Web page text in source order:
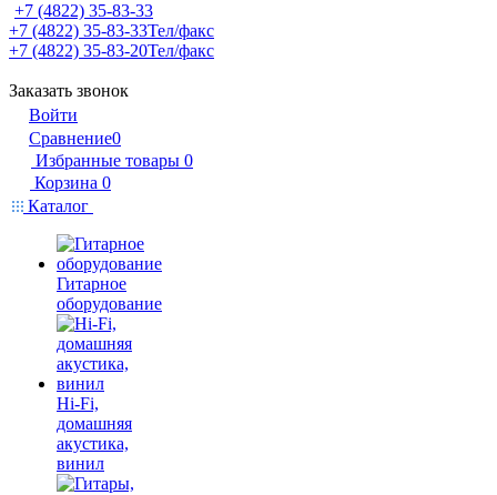
+7 (4822) 35-83-33
+7 (4822) 35-83-33Тел/факс
+7 (4822) 35-83-20Тел/факс
Заказать звонок
Войти
Сравнение0
Избранные товары 0
Корзина 0
Каталог
Гитарное
оборудование
Hi-Fi,
домашняя
акустика,
винил